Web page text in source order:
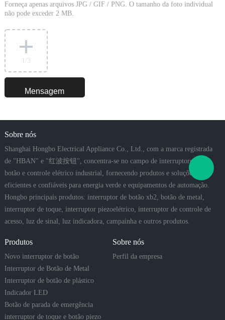
Forneça apenas arquivos JPG / GIF / PNG. O tamanho da foto individual
não pode exceder 2 MB.
/3
Sobre nós
Shanghai Hongbo Electrical Appliance Co., Ltd., com a marca registrada
de "HBAN" e "红波按钮", concentra-se no campo de interruptores de
botão e controle elétrico industrial, fornecendo produtos e soluções
eficientes e confiáveis para energia verde e equipamentos de automação.
Hongbo principais produtos: interruptor de botão xb2, botão de metal,
interruptor de toque, interruptor piezoelétrico, interruptor de controle de
acesso, luz de sinal, luz indicadora, campainha e outros produtos.
Produtos
Novo interruptor de botão
Interruptor de Botão de Metal
Interruptor de botão de plástico
Indicador LED
Botão de parada de emergência
interruptor de toque e botão piezo
Sobre nós
Perfil da empresa